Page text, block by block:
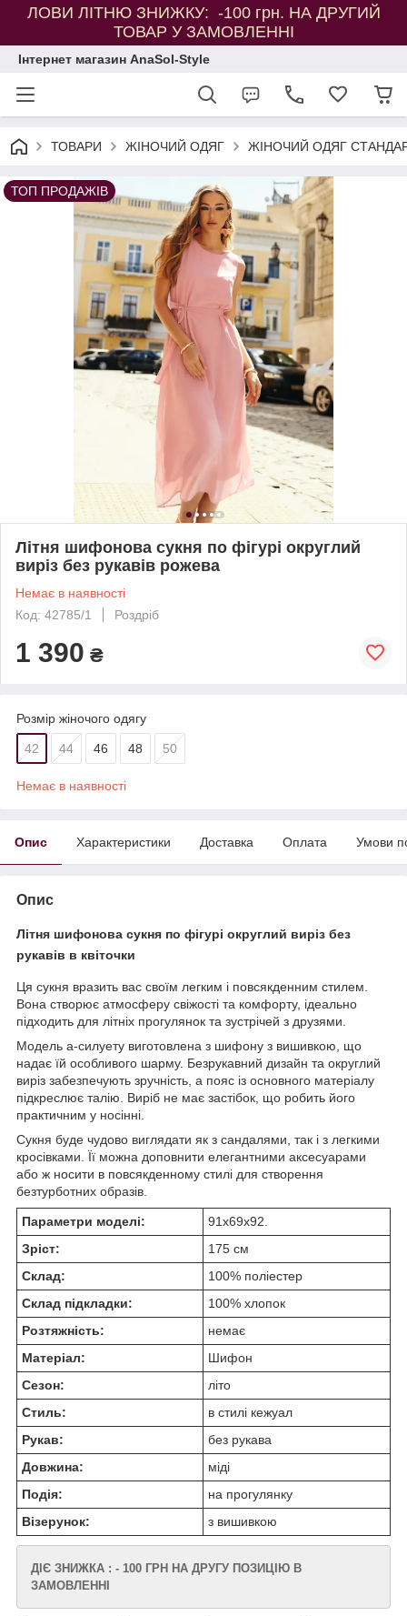
ЛОВИ ЛІТНЮ ЗНИЖКУ: -100 грн. НА ДРУГИЙ
ТОВАР У ЗАМОВЛЕННІ
Інтернет магазин AnaSol-Style
ТОВАРИ ЖІНОЧИЙ ОДЯГ ЖІНОЧИЙ ОДЯГ
ТОП ПРОДАЖІВ
Літня шифонова сукня по фігурі округлий
виріз без рукавів рожева
Немає в наявності
Код: 42785/1
Роздріб
1 390 ₴
Розмір жіночого одягу
42 44 46 48 50
Немає в наявності
Опис Характеристики Доставка Оплата Умови
Опис
Літня шифонова сукня по фігурі округлий виріз без
рукавів в квіточки
Ця сукня вразить вас своїм легким і повсякденним стилем.
Вона створює атмосферу свіжості та комфорту, ідеально
підходить для літніх прогулянок та зустрічей з друзями.
Модель а-силуету виготовлена з шифону з вишивкою, що
надає їй особливого шарму. Безрукавний дизайн та округлий
виріз забезпечують зручність, а пояс із основного матеріалу
підкреслює талію. Виріб не має застібок, що робить його
практичним у носінні.
Сукня буде чудово виглядати як з сандалями, так і з легкими
кросівками. Її можна доповнити елегантними аксесуарами
або ж носити в повсякденному стилі для створення
безтурботних образів.
Параметри моделі:
91х69х92.
Зріст:
175 см
Склад:
100% поліестер
Склад підкладки:
100% хлопок
Розтяжність:
немає
Матеріал:
Шифон
Сезон:
літо
Стиль:
в стилі кежуал
Рукав:
без рукава
Довжина:
міді
Подія:
на прогулянку
Візерунок:
з вишивкою
ДІЄ ЗНИЖКА : - 100 ГРН НА ДРУГУ ПОЗИЦІЮ В
ЗАМОВЛЕННІ